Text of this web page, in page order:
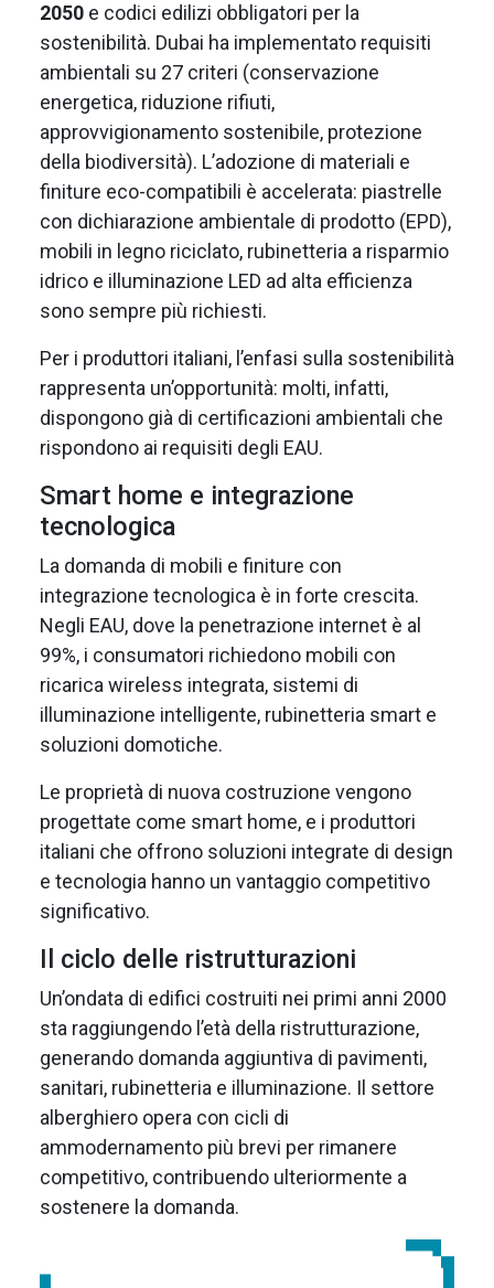
2050 e codici edilizi obbligatori per la
sostenibilità. Dubai ha implementato requisiti
ambientali su 27 criteri (conservazione
energetica, riduzione rifiuti,
approvvigionamento sostenibile, protezione
della biodiversità). L’adozione di materiali e
finiture eco-compatibili è accelerata: piastrelle
con dichiarazione ambientale di prodotto (EPD),
mobili in legno riciclato, rubinetteria a risparmio
idrico e illuminazione LED ad alta efficienza
sono sempre più richiesti.
Per i produttori italiani, l’enfasi sulla sostenibilità
rappresenta un’opportunità: molti, infatti,
dispongono già di certificazioni ambientali che
rispondono ai requisiti degli EAU.
Smart home e integrazione
tecnologica
La domanda di mobili e finiture con
integrazione tecnologica è in forte crescita.
Negli EAU, dove la penetrazione internet è al
99%, i consumatori richiedono mobili con
ricarica wireless integrata, sistemi di
illuminazione intelligente, rubinetteria smart e
soluzioni domotiche.
Le proprietà di nuova costruzione vengono
progettate come smart home, e i produttori
italiani che offrono soluzioni integrate di design
e tecnologia hanno un vantaggio competitivo
significativo.
Il ciclo delle ristrutturazioni
Un’ondata di edifici costruiti nei primi anni 2000
sta raggiungendo l’età della ristrutturazione,
generando domanda aggiuntiva di pavimenti,
sanitari, rubinetteria e illuminazione. Il settore
alberghiero opera con cicli di
ammodernamento più brevi per rimanere
competitivo, contribuendo ulteriormente a
sostenere la domanda.